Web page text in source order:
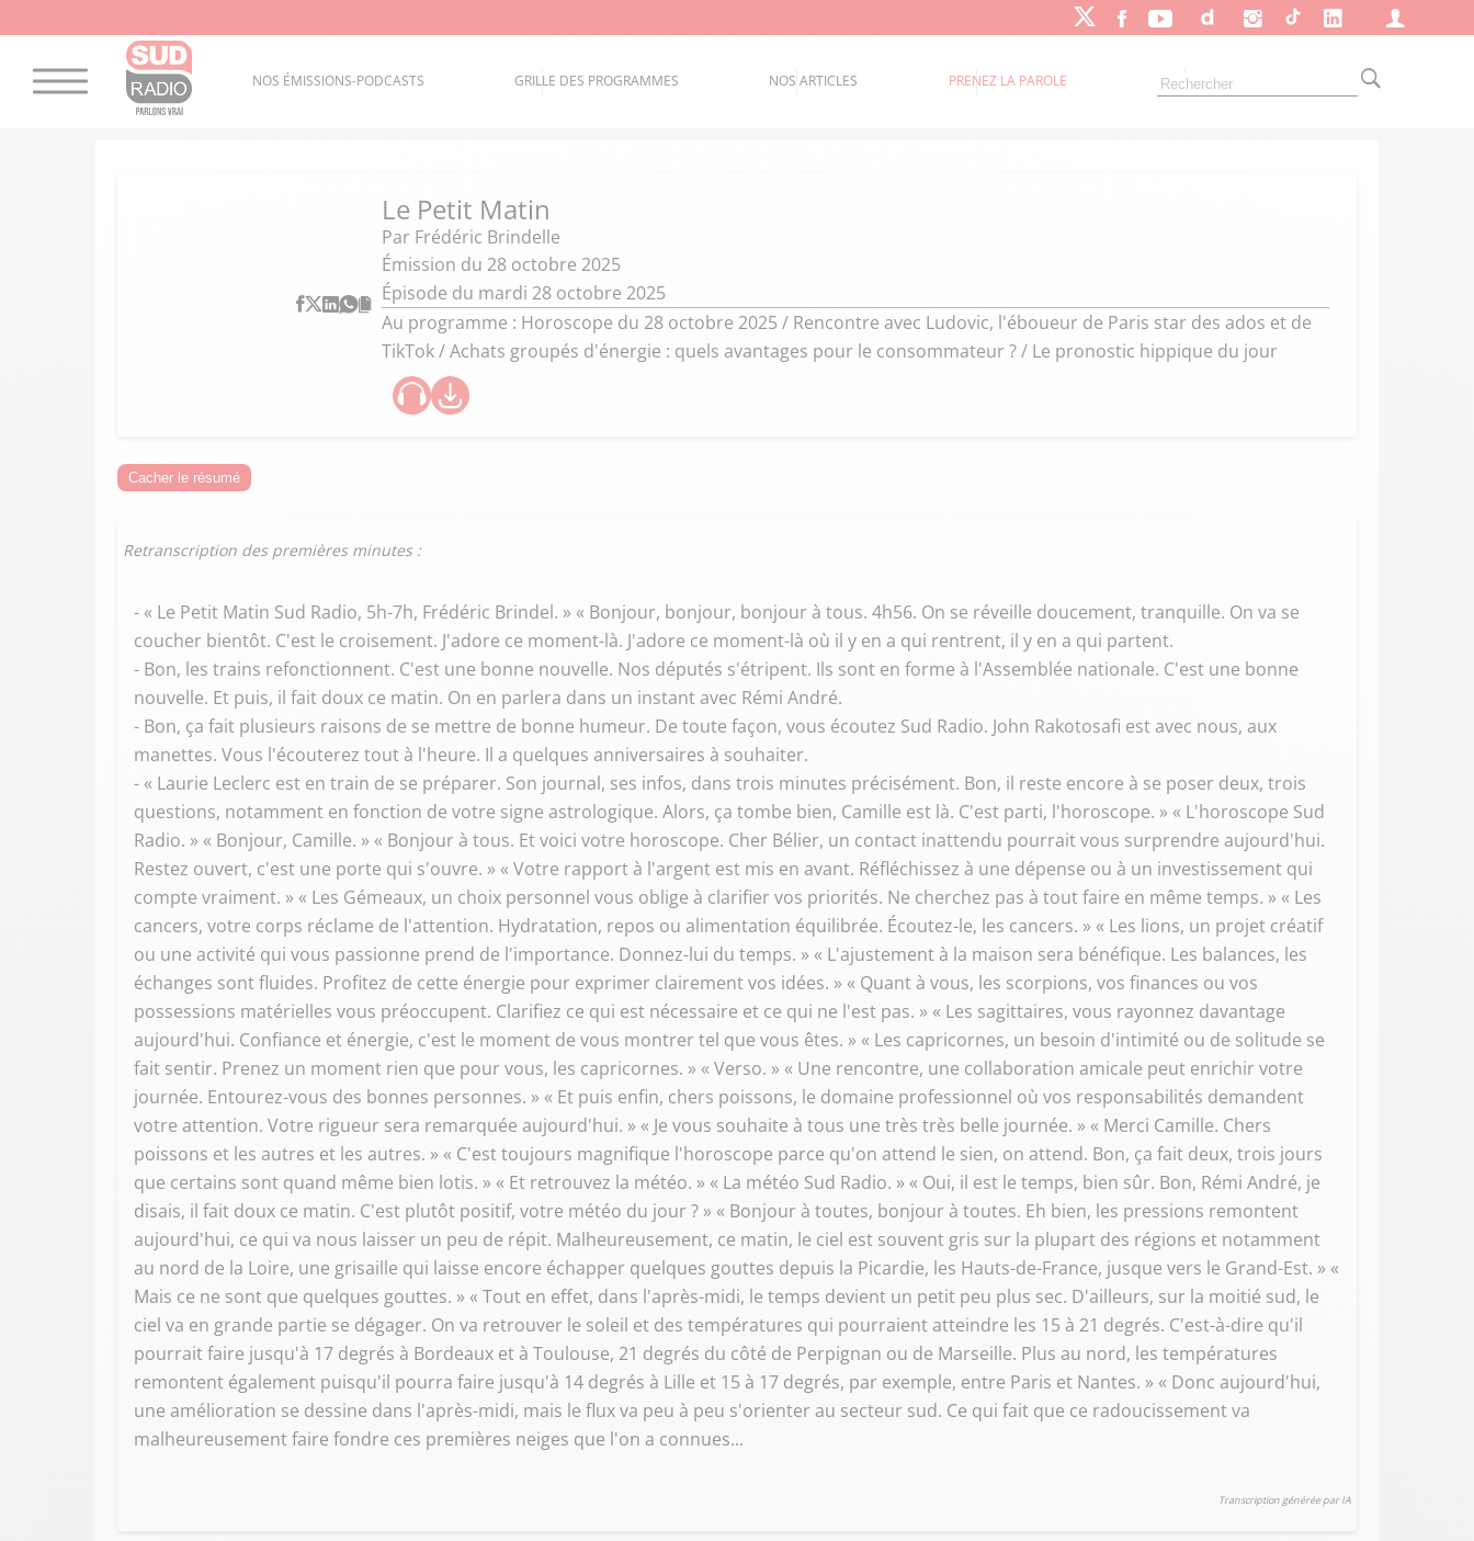
NOS ÉMISSIONS-PODCASTS GRILLE DES PROGRAMMES NOS ARTICLES PRENEZ LA PAROLE
Le Petit Matin
Par Frédéric Brindelle
Émission du 28 octobre 2025
Épisode du mardi 28 octobre 2025
Au programme : Horoscope du 28 octobre 2025 / Rencontre avec Ludovic, l'éboueur de Paris star des ados et de
TikTok / Achats groupés d'énergie : quels avantages pour le consommateur ? / Le pronostic hippique du jour
Cacher le résumé
Retranscription des premières minutes :
- « Le Petit Matin Sud Radio, 5h-7h, Frédéric Brindel. » « Bonjour, bonjour, bonjour à tous. 4h56. On se réveille doucement, tranquille. On va se
coucher bientôt. C'est le croisement. J'adore ce moment-là. J'adore ce moment-là où il y en a qui rentrent, il y en a qui partent.
- Bon, les trains refonctionnent. C'est une bonne nouvelle. Nos députés s'étripent. Ils sont en forme à l'Assemblée nationale. C'est une bonne
nouvelle. Et puis, il fait doux ce matin. On en parlera dans un instant avec Rémi André.
- Bon, ça fait plusieurs raisons de se mettre de bonne humeur. De toute façon, vous écoutez Sud Radio. John Rakotosafi est avec nous, aux
manettes. Vous l'écouterez tout à l'heure. Il a quelques anniversaires à souhaiter.
- « Laurie Leclerc est en train de se préparer. Son journal, ses infos, dans trois minutes précisément. Bon, il reste encore à se poser deux, trois
questions, notamment en fonction de votre signe astrologique. Alors, ça tombe bien, Camille est là. C'est parti, l'horoscope. » « L'horoscope Sud
Radio. » « Bonjour, Camille. » « Bonjour à tous. Et voici votre horoscope. Cher Bélier, un contact inattendu pourrait vous surprendre aujourd'hui.
Restez ouvert, c'est une porte qui s'ouvre. » « Votre rapport à l'argent est mis en avant. Réfléchissez à une dépense ou à un investissement qui
compte vraiment. » « Les Gémeaux, un choix personnel vous oblige à clarifier vos priorités. Ne cherchez pas à tout faire en même temps. » « Les
cancers, votre corps réclame de l'attention. Hydratation, repos ou alimentation équilibrée. Écoutez-le, les cancers. » « Les lions, un projet créatif
ou une activité qui vous passionne prend de l'importance. Donnez-lui du temps. » « L'ajustement à la maison sera bénéfique. Les balances, les
échanges sont fluides. Profitez de cette énergie pour exprimer clairement vos idées. » « Quant à vous, les scorpions, vos finances ou vos
possessions matérielles vous préoccupent. Clarifiez ce qui est nécessaire et ce qui ne l'est pas. » « Les sagittaires, vous rayonnez davantage
aujourd'hui. Confiance et énergie, c'est le moment de vous montrer tel que vous êtes. » « Les capricornes, un besoin d'intimité ou de solitude se
fait sentir. Prenez un moment rien que pour vous, les capricornes. » « Verso. » « Une rencontre, une collaboration amicale peut enrichir votre
journée. Entourez-vous des bonnes personnes. » « Et puis enfin, chers poissons, le domaine professionnel où vos responsabilités demandent
votre attention. Votre rigueur sera remarquée aujourd'hui. » « Je vous souhaite à tous une très très belle journée. » « Merci Camille. Chers
poissons et les autres et les autres. » « C'est toujours magnifique l'horoscope parce qu'on attend le sien, on attend. Bon, ça fait deux, trois jours
que certains sont quand même bien lotis. » « Et retrouvez la météo. » « La météo Sud Radio. » « Oui, il est le temps, bien sûr. Bon, Rémi André, je
disais, il fait doux ce matin. C'est plutôt positif, votre météo du jour ? » « Bonjour à toutes, bonjour à toutes. Eh bien, les pressions remontent
aujourd'hui, ce qui va nous laisser un peu de répit. Malheureusement, ce matin, le ciel est souvent gris sur la plupart des régions et notamment
au nord de la Loire, une grisaille qui laisse encore échapper quelques gouttes depuis la Picardie, les Hauts-de-France, jusque vers le Grand-Est. » «
Mais ce ne sont que quelques gouttes. » « Tout en effet, dans l'après-midi, le temps devient un petit peu plus sec. D'ailleurs, sur la moitié sud, le
ciel va en grande partie se dégager. On va retrouver le soleil et des températures qui pourraient atteindre les 15 à 21 degrés. C'est-à-dire qu'il
pourrait faire jusqu'à 17 degrés à Bordeaux et à Toulouse, 21 degrés du côté de Perpignan ou de Marseille. Plus au nord, les températures
remontent également puisqu'il pourra faire jusqu'à 14 degrés à Lille et 15 à 17 degrés, par exemple, entre Paris et Nantes. » « Donc aujourd'hui,
une amélioration se dessine dans l'après-midi, mais le flux va peu à peu s'orienter au secteur sud. Ce qui fait que ce radoucissement va
malheureusement faire fondre ces premières neiges que l'on a connues...
Transcription générée par IA